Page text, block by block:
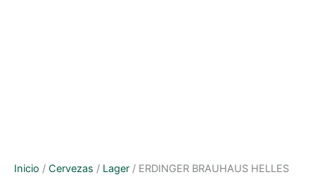
Inicio / Cervezas / Lager / ERDINGER BRAUHAUS HELLES